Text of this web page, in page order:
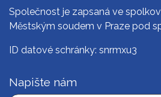
Společnost je zapsaná ve
Městským soudem v Praze pod
ID datové schránky: snrmxu3
Napište nám